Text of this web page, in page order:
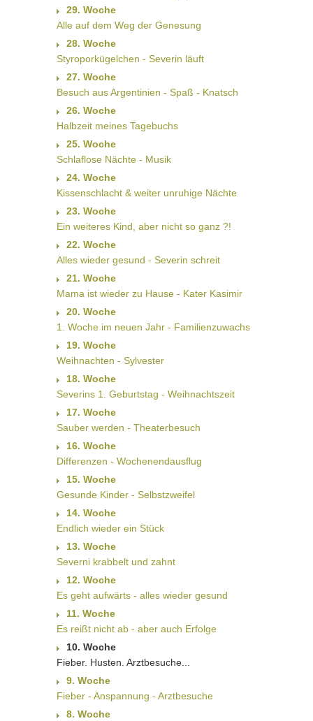
29. Woche
Alle auf dem Weg der Genesung
28. Woche
Styroporkügelchen - Severin läuft
27. Woche
Besuch aus Argentinien - Spaß - Knatsch
26. Woche
Halbzeit meines Tagebuchs
25. Woche
Schlaflose Nächte - Musik
24. Woche
Kissenschlacht & weiter unruhige Nächte
23. Woche
Ein weiteres Kind, aber nicht so ganz ?!
22. Woche
Alles wieder gesund - Severin schreit
21. Woche
Mama ist wieder zu Hause - Kater Kasimir
20. Woche
1. Woche im neuen Jahr - Familienzuwachs
19. Woche
Weihnachten - Sylvester
18. Woche
Severins 1. Geburtstag - Weihnachtszeit
17. Woche
Sauber werden - Theaterbesuch
16. Woche
Differenzen - Wochenendausflug
15. Woche
Gesunde Kinder - Selbstzweifel
14. Woche
Endlich wieder ein Stück
13. Woche
Severni krabbelt und zahnt
12. Woche
Es geht aufwärts - alles wieder gesund
11. Woche
Es reißt nicht ab - aber auch Erfolge
10. Woche
Fieber. Husten. Arztbesuche...
9. Woche
Fieber - Anspannung - Arztbesuche
8. Woche